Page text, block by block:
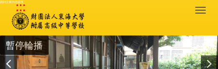
跳到主要內容區塊
:::
暫停輪播